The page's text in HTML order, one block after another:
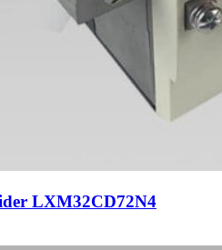
LXM32CD72N4